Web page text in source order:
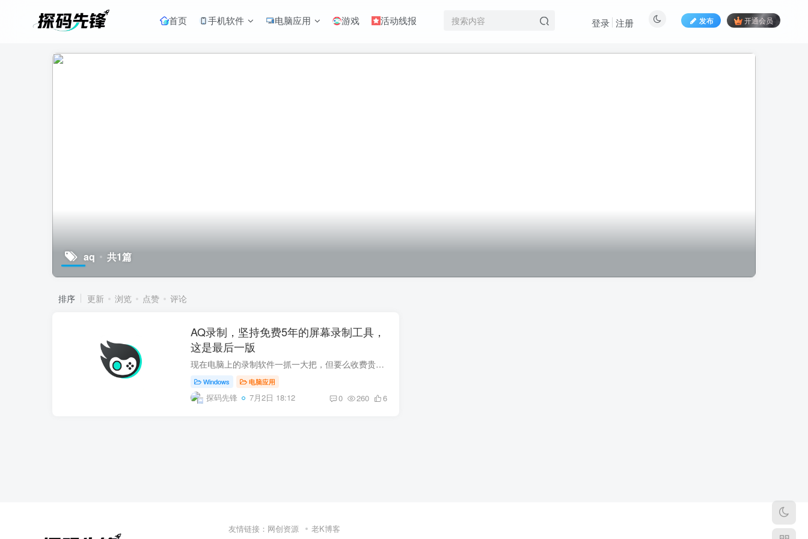
首页 手机软件 电脑应用 游戏 活动线报 发布 开通会员
登录 注册
aq 共1篇
排序 更新 浏览 点赞 评论
AQ录制，坚持免费5年的屏幕录制工具，
这是最后一版
现在电脑上的录制软件一抓一大把，但要么收费贵，要么广告多到崩溃！用过十多款后，终于挖到这款 AQ 录制（电脑端）——完全免费 + 无登录门槛，功能强到离谱，居然还没人知道？今天必须扒出来...
Windows 电脑应用
探码先锋 7月2日 18:12 0 260 6
友情链接： 网创资源 老K博客